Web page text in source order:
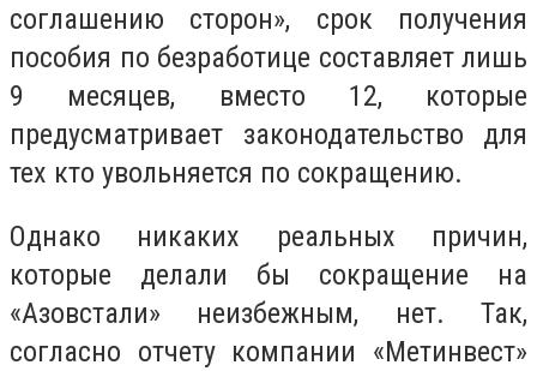
соглашению сторон», срок получения
пособия по безработице составляет лишь
9 месяцев, вместо 12, которые
предусматривает законодательство для
тех кто увольняется по сокращению.
Однако никаких реальных причин,
которые делали бы сокращение на
«Азовстали» неизбежным, нет. Так,
согласно отчету компании «Метинвест»